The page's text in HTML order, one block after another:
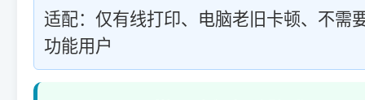
适配：仅有线打印、电脑老旧卡顿、不需
功能用户